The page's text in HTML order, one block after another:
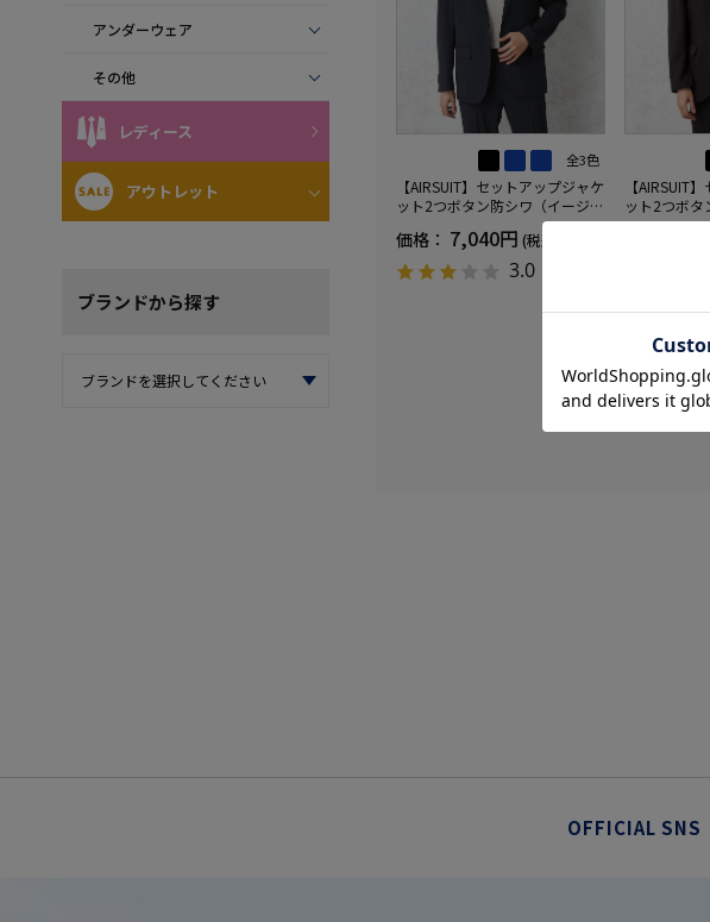
アンダーウェア
その他
レディース
アウトレット
ブランドから探す
全3色
【AIRSUIT】セットアップジャケ
ット2つボタン防シワ（イージー
ケア）ストレッチ通年吸汗速乾
UVカット春夏
価格： 7,040円 (税込)
3.0
【AIRSUIT
ット2つボタ
ケア）スト
OFFICIAL SNS